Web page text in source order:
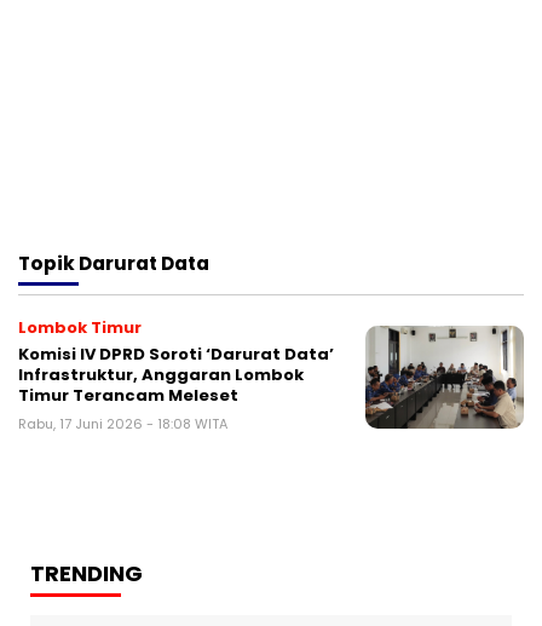
TopikDarurat Data
Lombok Timur
Komisi IV DPRD Soroti ‘Darurat Data’
Infrastruktur, Anggaran Lombok
Timur Terancam Meleset
Rabu, 17 Juni 2026 - 18:08 WITA
TRENDING